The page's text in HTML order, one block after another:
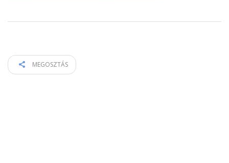
MEGOSZTÁS